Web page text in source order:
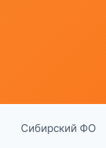
Сибирский ФО